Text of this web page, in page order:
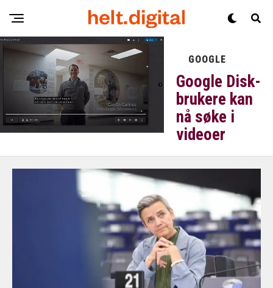
GOOGLE
Google Disk-
brukere kan
nå søke i
videoer